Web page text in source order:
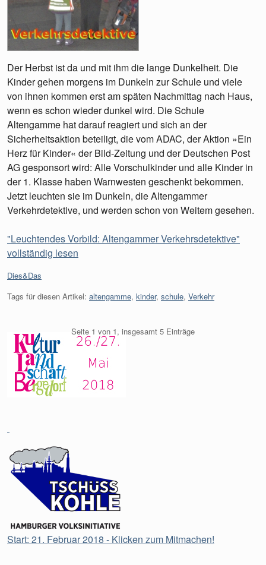
Der Herbst ist da und mit ihm die lange Dunkelheit. Die
Kinder gehen morgens im Dunkeln zur Schule und viele
von ihnen kommen erst am späten Nachmittag nach Haus,
wenn es schon wieder dunkel wird. Die Schule
Altengamme hat darauf reagiert und sich an der
Sicherheitsaktion beteiligt, die vom ADAC, der Aktion »Ein
Herz für Kinder« der Bild-Zeitung und der Deutschen Post
AG gesponsort wird: Alle Vorschulkinder und alle Kinder in
der 1. Klasse haben Warnwesten geschenkt bekommen.
Jetzt leuchten sie im Dunkeln, die Altengammer
Verkehrdetektive, und werden schon von Weitem gesehen.
"Leuchtendes Vorbild: Altengammer Verkehrsdetektive"
vollständig lesen
Kategorien:
Dies&Das
Tags für diesen Artikel: altengamme, kinder, schule, Verkehr
Seite 1 von 1, insgesamt 5 Einträge
Start: 21. Februar 2018 - Klicken zum Mitmachen!